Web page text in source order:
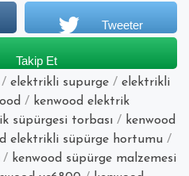
Tweeter
Takip Et
/ elektrikli supurge / elektrikli
/ kenwood elektrik
süpürgesi torbası / kenwood
elektrikli süpürge hortumu /
/ kenwood süpürge malzemesi